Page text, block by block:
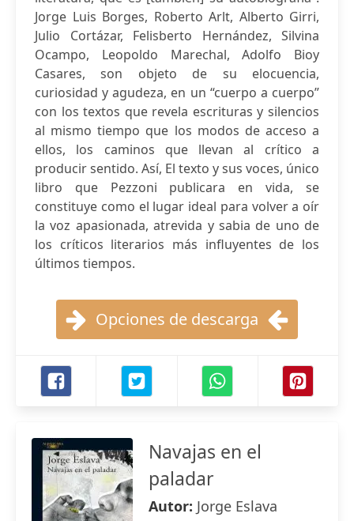
Jorge Luis Borges, Roberto Arlt, Alberto Girri,
Julio Cortázar, Felisberto Hernández, Silvina
Ocampo, Leopoldo Marechal, Adolfo Bioy
Casares, son objeto de su elocuencia,
curiosidad y agudeza, en un “cuerpo a cuerpo”
con los textos que revela escrituras y silencios
al mismo tiempo que los modos de acceso a
ellos, los caminos que llevan al crítico a
producir sentido. Así, El texto y sus voces, único
libro que Pezzoni publicara en vida, se
constituye como el lugar ideal para volver a oír
la voz apasionada, atrevida y sabia de uno de
los críticos literarios más influyentes de los
últimos tiempos.
Opciones de descarga
Navajas en el
paladar
Autor: Jorge Eslava